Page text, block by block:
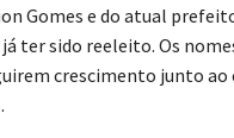
Gomes e do atual
ter sido reeleito. Os
crescimento junto